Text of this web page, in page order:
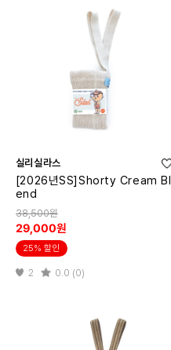
실리실라스
[2026년SS]Shorty Cream Bl
end
38,500원
29,000원
25% 할인
2 0.0 (0)